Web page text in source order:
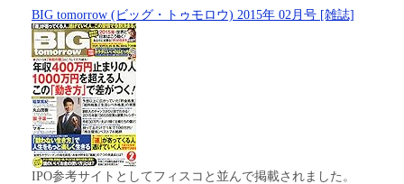
BIG tomorrow (ビッグ・トゥモロウ) 2015年 02月号 [雑誌]
IPO参考サイトとしてフィスコと並んで掲載されました。